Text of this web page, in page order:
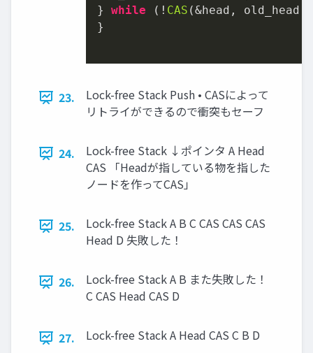
} while (! CAS (&head, old_head,
}
23.
Lock-free Stack Push • CASによって
リトライができるので衝突もセーフ
24.
Lock-free Stack ↓ポインタ A Head
CAS 「Headが指している物を指した
ノードを作ってCAS」
25.
Lock-free Stack A B C CAS CAS CAS
Head D 失敗した！
26.
Lock-free Stack A B また失敗した！
C CAS Head CAS D
27. Lock-free Stack A Head CAS C B D